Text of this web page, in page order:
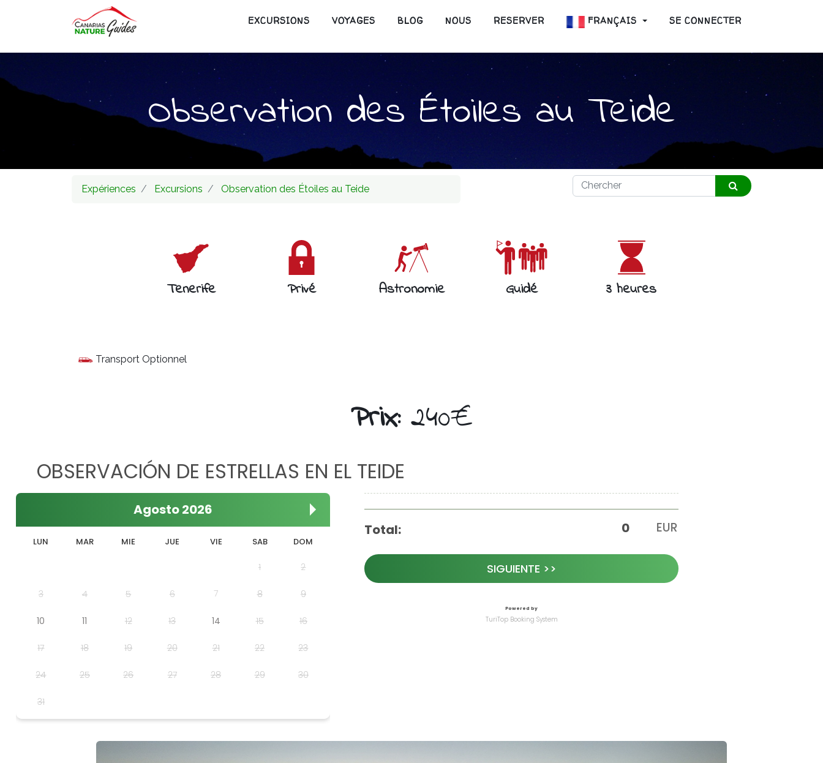
EXCURSIONS VOYAGES BLOG NOUS RESERVER FRANÇAIS SE CONNECTER
Observation des Étoiles au Teide
Expériences Excursions Observation des Étoiles au Teide
Tenerife Privé Astronomie Guidé 3 heures
Transport Optionnel
Prix: 240€